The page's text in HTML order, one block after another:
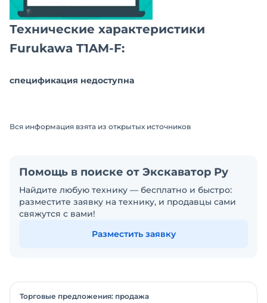
Технические характеристики
Furukawa T1AM-F:
спецификация недоступна
Вся информация взята из открытых источников
Помощь в поиске от Экскаватор Ру
Найдите любую технику — бесплатно и быстро:
разместите заявку на технику, и продавцы сами
свяжутся с вами!
Разместить заявку
Торговые предложения: продажа